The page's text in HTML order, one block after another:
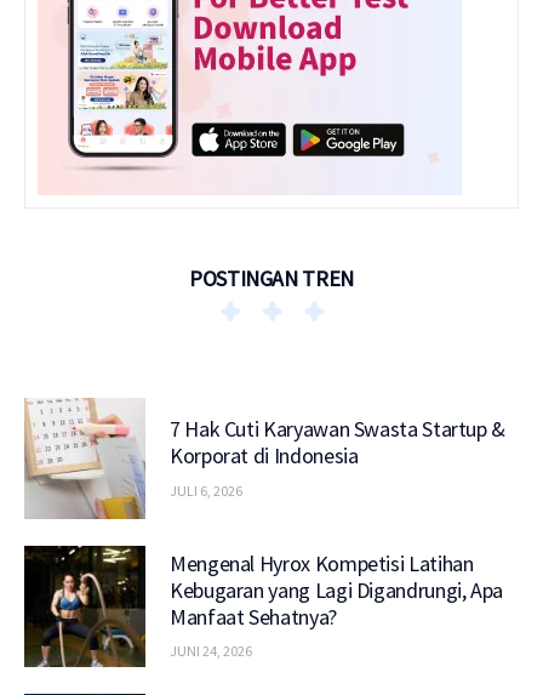
POSTINGAN TREN
7 Hak Cuti Karyawan Swasta Startup &
Korporat di Indonesia
JULI 6, 2026
Mengenal Hyrox Kompetisi Latihan
Kebugaran yang Lagi Digandrungi, Apa
Manfaat Sehatnya?
JUNI 24, 2026